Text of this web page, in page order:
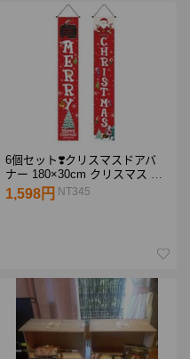
6個セット❣️クリスマスドアバ
ナー 180×30cm クリスマス 飾
り付け
1,598円 NT345